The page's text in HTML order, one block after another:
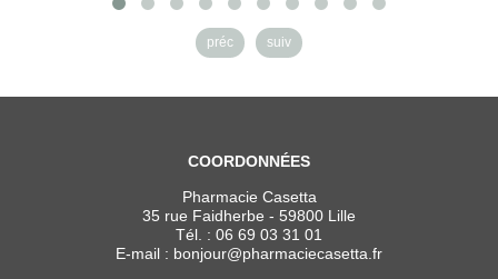
préc suiv
COORDONNÉES
Pharmacie Casetta
35 rue Faidherbe - 59800 Lille
Tél. : 06 69 03 31 01
E-mail : bonjour@pharmaciecasetta.fr